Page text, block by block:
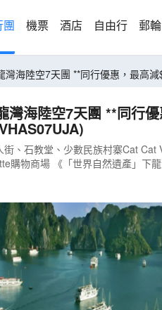
團 機票 酒店 自由行 郵輪
河內+沙壩+下龍灣海陸
人或以上旅客適用‧純玩團‧餐食全包‧免收旅行團服務費‧不
街、石教堂、少數民族村寨Cat
購物商場 《「世界自然遺產」下